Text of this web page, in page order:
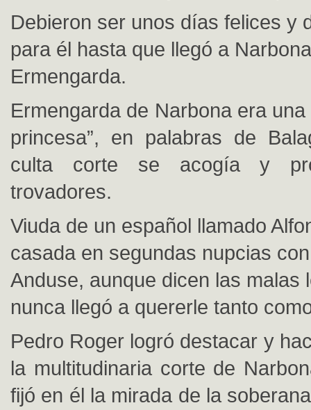
Debieron ser unos días felices y
para él hasta que llegó a
Ermengarda.
Ermengarda de Narbona era una
princesa”, en palabras de
culta corte se acogía y
trovadores.
Viuda de un español llamado
casada en segundas nupcias
Anduse, aunque dicen las malas
nunca llegó a quererle tanto
Pedro Roger logró destacar y
la multitudinaria corte de
fijó en él la mirada de la